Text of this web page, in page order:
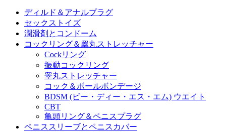
ディルド＆アナルプラグ
セックストイズ
潤滑剤とコンドーム
コックリング＆睾丸ストレッチャー
Cockリング
振動コックリング
睾丸ストレッチャー
コック＆ボールボンデージ
BDSM (ビー・ディー・エス・エム) ウエイト
CBT
亀頭リング＆ペニスプラグ
ペニススリーブとペニスカバー